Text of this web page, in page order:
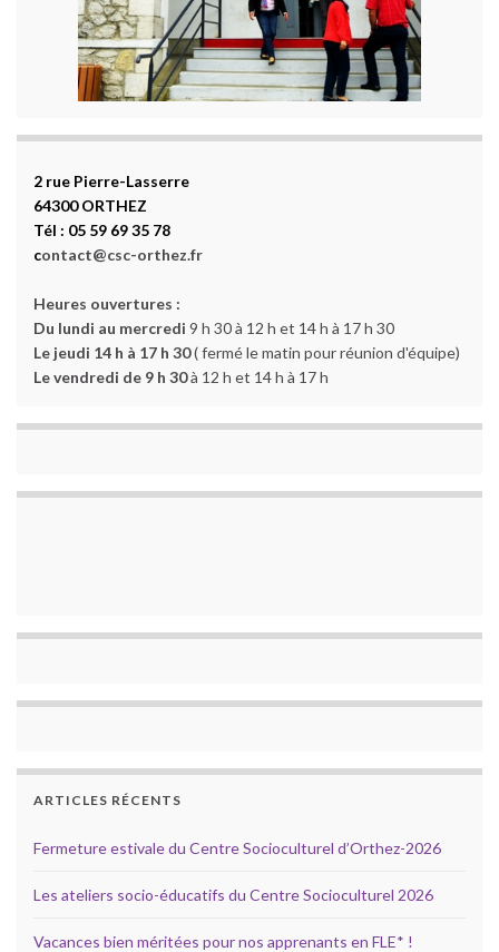
2 rue Pierre-Lasserre
64300 ORTHEZ
Tél : 05 59 69 35 78
contact@csc-orthez.fr
Heures ouvertures :
Du lundi au mercredi 9 h 30 à 12 h et 14 h à 17 h 30
Le jeudi 14 h à 17 h 30( fermé le matin pour réunion d'équipe)
Le vendredi de 9 h 30à 12 h et 14 h à 17 h
ARTICLES RÉCENTS
Fermeture estivale du Centre Socioculturel d’Orthez-2026
Les ateliers socio-éducatifs du Centre Socioculturel 2026
Vacances bien méritées pour nos apprenants en FLE* !